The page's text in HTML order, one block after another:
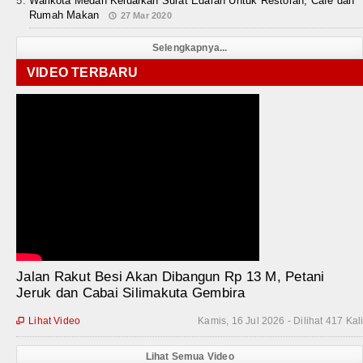
Rumah Makan
27 Mar 2020
Selengkapnya...
VIDEO TERBARU
Jalan Rakut Besi Akan Dibangun Rp 13 M, Petani
Jeruk dan Cabai Silimakuta Gembira
Kamis, 16 Jul 2026 - Dilihat 417 Kali
 Lihat Video
Lihat Semua Video